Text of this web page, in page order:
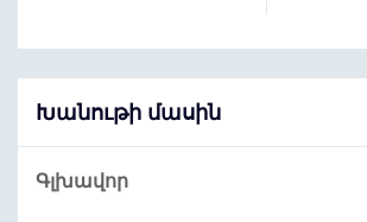
Խանութի մասին
Գլխավոր